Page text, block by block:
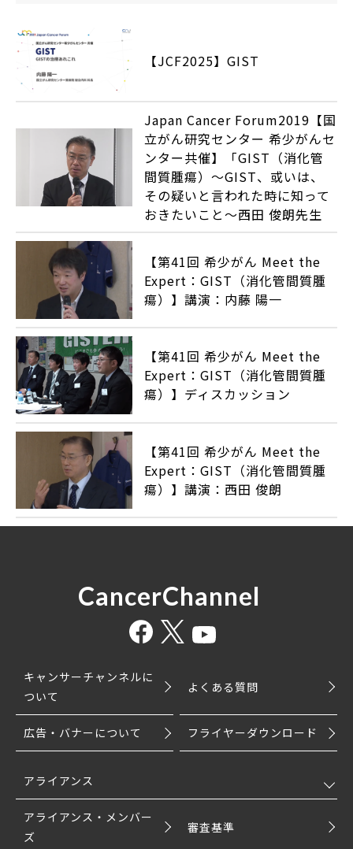
【JCF2025】GIST
Japan Cancer Forum2019【国
立がん研究センター 希少がんセ
ンター共催】「GIST（消化管
間質腫瘍）～GIST、或いは、
その疑いと言われた時に知って
おきたいこと～西田 俊朗先生
【第41回 希少がん Meet the
Expert：GIST（消化管間質腫
瘍）】講演：内藤 陽一
【第41回 希少がん Meet the
Expert：GIST（消化管間質腫
瘍）】ディスカッション
【第41回 希少がん Meet the
Expert：GIST（消化管間質腫
瘍）】講演：西田 俊朗
CancerChannel
キャンサーチャンネルに
ついて
よくある質問
広告・バナーについて フライヤーダウンロード
アライアンス
アライアンス・メンバー
ズ
審査基準